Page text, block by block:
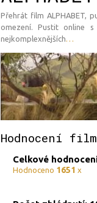
Přehrát film ALPHABET,
omezení. Pustit online
nejkomplexnějších
Hodnocení
Celkové
Hodnoceno 1651 x